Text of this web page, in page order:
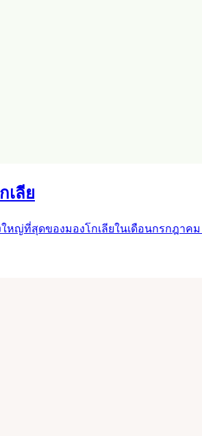
เลีย
ใหญ่ที่สุดของมองโกเลียในเดือนกรกฎ